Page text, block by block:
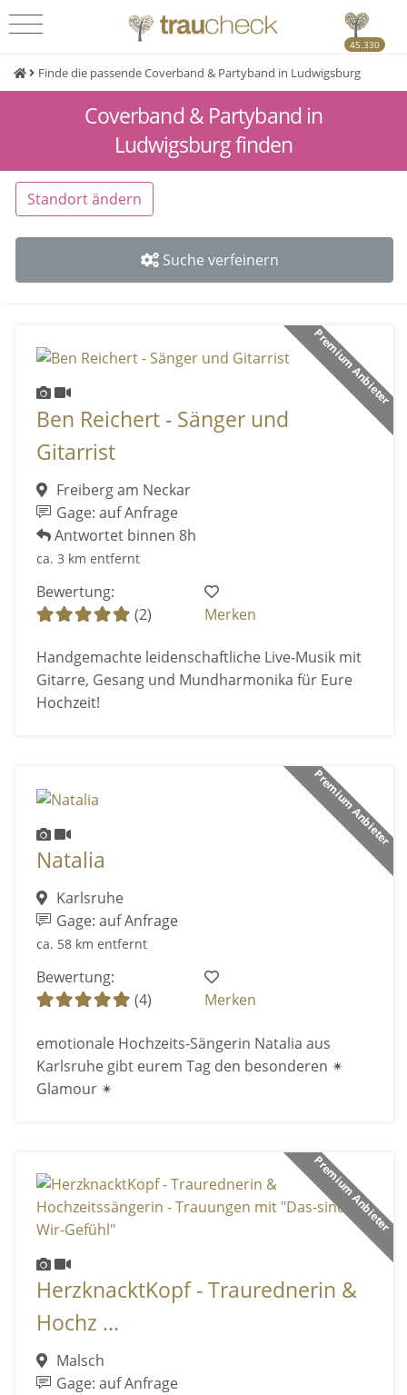
45.330
Finde die passende Coverband & Partyband in Ludwigsburg
Coverband & Partyband in
Ludwigsburg finden
Standort ändern
Suche verfeinern
Premium Anbieter
Ben Reichert - Sänger und
Gitarrist
Freiberg am Neckar
Gage: auf Anfrage
Antwortet binnen 8h
ca. 3 km entfernt
Bewertung:
(2)
Merken
Handgemachte leidenschaftliche Live-Musik mit
Gitarre, Gesang und Mundharmonika für Eure
Hochzeit!
Premium Anbieter
Natalia
Karlsruhe
Gage: auf Anfrage
ca. 58 km entfernt
Bewertung:
(4)
Merken
emotionale Hochzeits-Sängerin Natalia aus
Karlsruhe gibt eurem Tag den besonderen ✴
Glamour ✴
Premium Anbieter
HerzknacktKopf - Traurednerin &
Hochz ...
Malsch
Gage: auf Anfrage